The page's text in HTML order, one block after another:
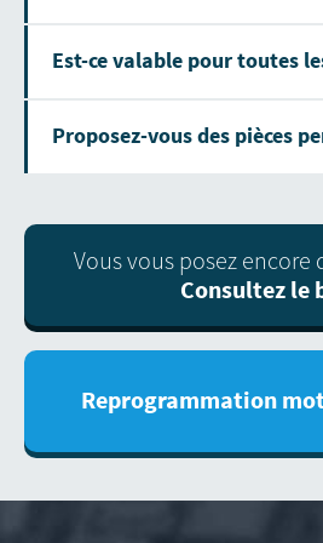
Est-ce valable pour toutes
Proposez-vous des pièces
Vous vous posez encore
Consultez le
Reprogrammation